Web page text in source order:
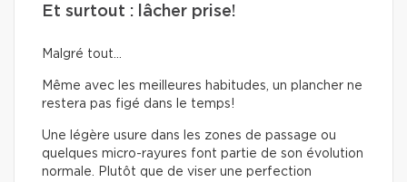
Et surtout : lâcher prise!
Malgré tout…
Même avec les meilleures habitudes, un plancher ne
restera pas figé dans le temps!
Une légère usure dans les zones de passage ou
quelques micro-rayures font partie de son évolution
normale. Plutôt que de viser une perfection